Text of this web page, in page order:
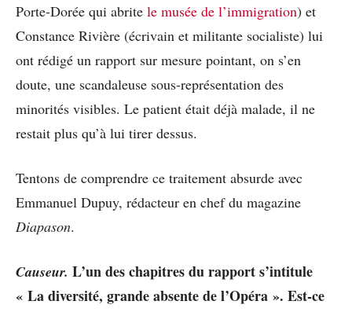
Porte-Dorée qui abrite le musée de l’immigration) et
Constance Rivière (écrivain et militante socialiste) lui
ont rédigé un rapport sur mesure pointant, on s’en
doute, une scandaleuse sous-représentation des
minorités visibles. Le patient était déjà malade, il ne
restait plus qu’à lui tirer dessus.
Tentons de comprendre ce traitement absurde avec
Emmanuel Dupuy, rédacteur en chef du magazine
Diapason.
Causeur. L’un des chapitres du rapport s’intitule
« La diversité, grande absente de l’Opéra ». Est-ce